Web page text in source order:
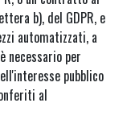
b), del GDPR, e
automatizzati, a
necessario per
pubblico
al